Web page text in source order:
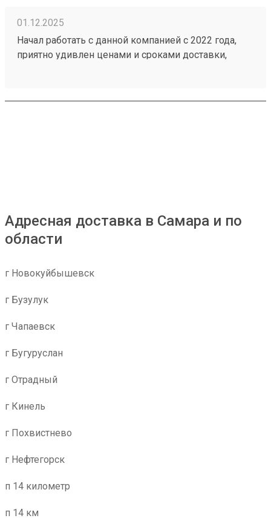
01.12.2025
Начал работать с данной компанией с 2022 года,
приятно удивлен ценами и сроками доставки,
отзываются на просьбу привлечь складкой
Адресная доставка в Самара и по
области
г Новокуйбышевск
г Бузулук
г Чапаевск
г Бугуруслан
г Отрадный
г Кинель
г Похвистнево
г Нефтегорск
п 14 километр
п 14 км